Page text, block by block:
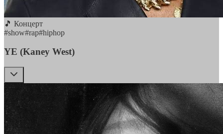
🎵 Концерт
#show#rap#hiphop
YE (Kaney West)